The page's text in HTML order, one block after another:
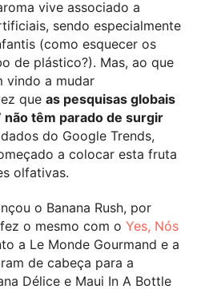
vive associado a
sendo especialmente
(como esquecer os
de plástico?). Mas, ao que
vindo a mudar
que as pesquisas globais
não têm parado de surgir
do Google Trends,
a colocar esta fruta
olfativas.
o Banana Rush, por
o mesmo com o Yes, Nós
a Le Monde Gourmand e a
de cabeça para a
Délice e Maui In A Bottle